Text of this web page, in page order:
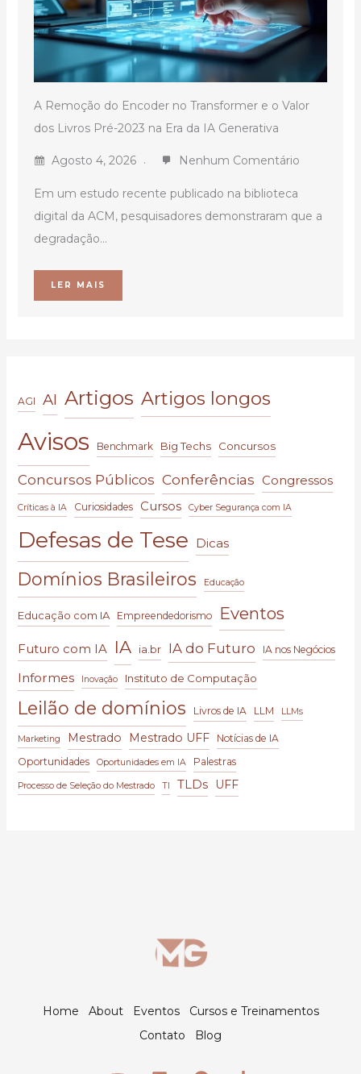
A Remoção do Encoder no Transformer e o Valor
dos Livros Pré-2023 na Era da IA Generativa
Agosto 4, 2026 Nenhum Comentário
Em um estudo recente publicado na biblioteca
digital da ACM, pesquisadores demonstraram que a
degradação...
LER MAIS
AGI AI Artigos Artigos longos
Avisos Benchmark Big Techs Concursos
Concursos Públicos Conferências Congressos
Críticas à IA Curiosidades Cursos Cyber Segurança com IA
Defesas de Tese Dicas
Domínios Brasileiros Educação
Educação com IA Empreendedorismo Eventos
Futuro com IA IA ia.br IA do Futuro IA nos Negócios
Informes Inovação Instituto de Computação
Leilão de domínios Livros de IA LLM LLMs
Marketing Mestrado Mestrado UFF
Notícias de IA
Oportunidades
Oportunidades em IA Palestras
Processo de Seleção do Mestrado TI TLDs UFF
Home About Eventos
Cursos e Treinamentos
Contato
Blog